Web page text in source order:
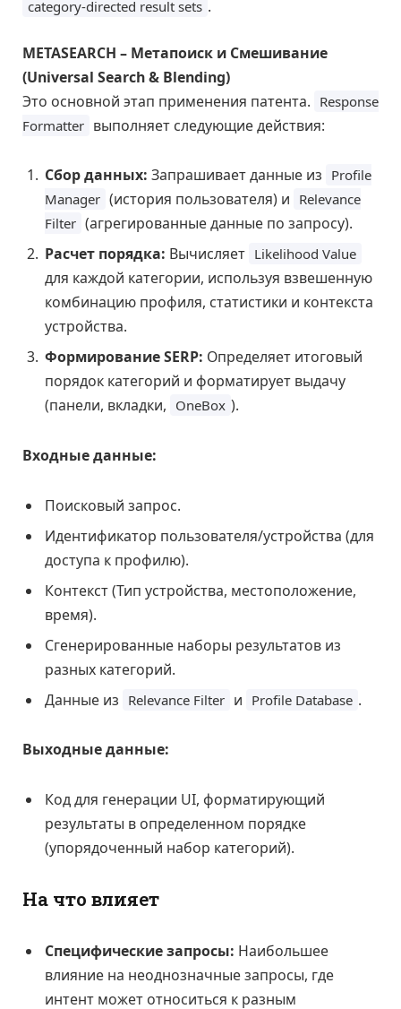
category-directed result sets .
METASEARCH – Метапоиск и Смешивание
(Universal Search & Blending)
Это основной этап применения патента. Response
Formatter выполняет следующие действия:
Сбор данных: Запрашивает данные из Profile
Manager (история пользователя) и Relevance
Filter (агрегированные данные по запросу).
Расчет порядка: Вычисляет Likelihood Value
для каждой категории, используя взвешенную
комбинацию профиля, статистики и контекста
устройства.
Формирование SERP: Определяет итоговый
порядок категорий и форматирует выдачу
(панели, вкладки, OneBox ).
Входные данные:
Поисковый запрос.
Идентификатор пользователя/устройства (для
доступа к профилю).
Контекст (Тип устройства, местоположение,
время).
Сгенерированные наборы результатов из
разных категорий.
Данные из Relevance Filter и Profile Database .
Выходные данные:
Код для генерации UI, форматирующий
результаты в определенном порядке
(упорядоченный набор категорий).
На что влияет
Специфические запросы: Наибольшее
влияние на неоднозначные запросы, где
интент может относиться к разным